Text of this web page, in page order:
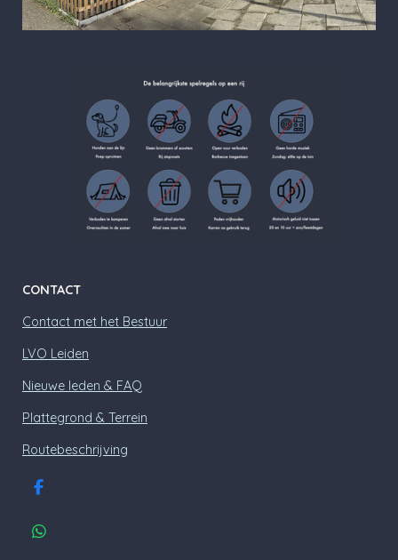
CONTACT
Contact met het Bestuur
LVO Leiden
Nieuwe leden & FAQ
Plattegrond & Terrein
Routebeschrijving
F
c
e
W